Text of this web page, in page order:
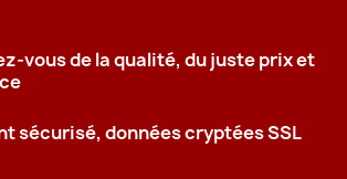
vous de la qualité, du juste prix et
sécurisé, données cryptées SSL